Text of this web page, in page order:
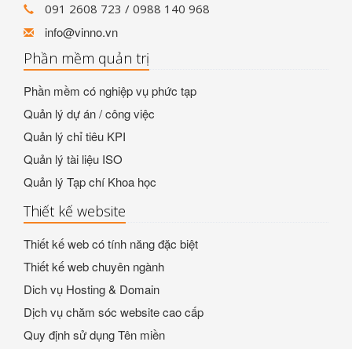
091 2608 723 / 0988 140 968
info@vinno.vn
Phần mềm quản trị
Phần mềm có nghiệp vụ phức tạp
Quản lý dự án / công việc
Quản lý chỉ tiêu KPI
Quản lý tài liệu ISO
Quản lý Tạp chí Khoa học
Thiết kế website
Thiết kế web có tính năng đặc biệt
Thiết kế web chuyên ngành
Dich vụ Hosting & Domain
Dịch vụ chăm sóc website cao cấp
Quy định sử dụng Tên miền